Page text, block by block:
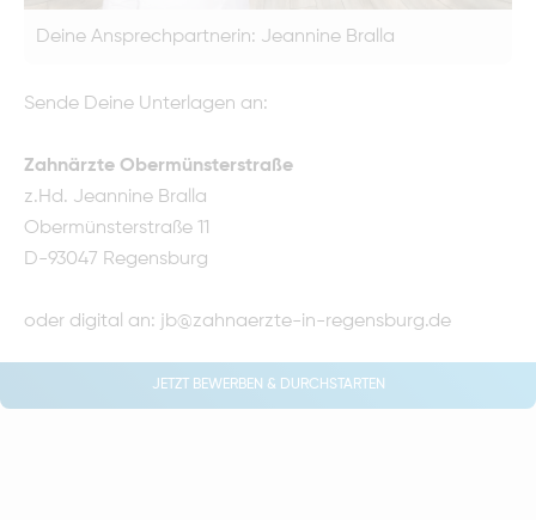
Deine Ansprechpartnerin: Jeannine Bralla
Sende Deine Unterlagen an:
Zahnärzte Obermünsterstraße
z.Hd. Jeannine Bralla
Obermünsterstraße 11
D-93047 Regensburg
oder digital an: jb@zahnaerzte-in-regensburg.de
JETZT BEWERBEN & DURCHSTARTEN